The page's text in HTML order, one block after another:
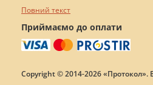
Повний текст
Приймаємо до оплати
Copyright © 2014-2026 «Протокол».